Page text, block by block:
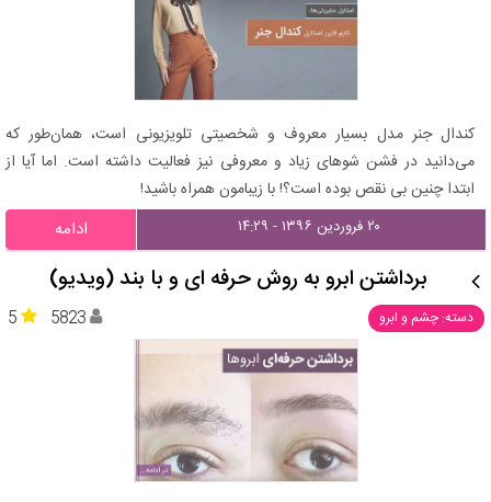
کندال جنر مدل بسیار معروف و شخصیتی تلویزیونی است، همان‌طور که
می‌دانید در فشن شوهای زیاد و معروفی نیز فعالیت داشته است. اما آیا از
ابتدا چنین بی نقص بوده است؟! با زیبامون همراه باشید!
۲۰ فروردین ۱۳۹۶ - ۱۴:۲۹ ادامه
برداشتن ابرو به روش حرفه ای و با بند (ویدیو)
دسته: چشم و ابرو 5 5823